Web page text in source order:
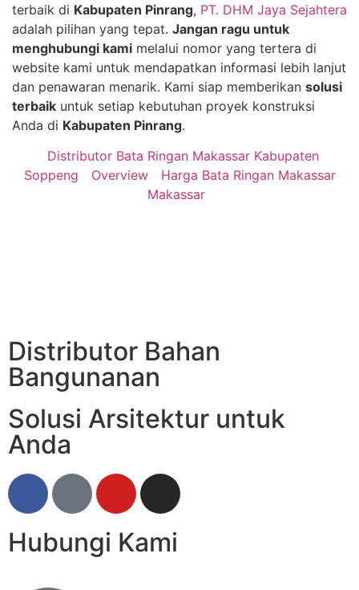
terbaik di Kabupaten Pinrang, PT. DHM Jaya Sejahtera
adalah pilihan yang tepat. Jangan ragu untuk
menghubungi kami melalui nomor yang tertera di
website kami untuk mendapatkan informasi lebih lanjut
dan penawaran menarik. Kami siap memberikan solusi
terbaik untuk setiap kebutuhan proyek konstruksi
Anda di Kabupaten Pinrang.
Distributor Bata Ringan Makassar Kabupaten
Soppeng
Overview
Harga Bata Ringan Makassar
Makassar
Distributor Bahan
Bangunanan
Solusi Arsitektur untuk
Anda
Hubungi Kami